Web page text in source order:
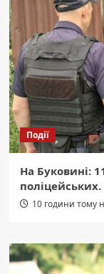
Події
На Буковині:
10 години тому